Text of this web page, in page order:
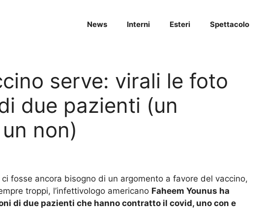
News Interni Esteri Spettacolo
serve: virali le foto
due pazienti (un
non)
ci fosse ancora bisogno di un argomento a favore del vaccino,
troppi, l’infettivologo americano Faheem Younus ha
di due pazienti che hanno contratto il covid, uno con e